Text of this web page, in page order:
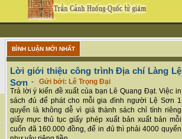
BÌNH LUẬN MỚI NHẤT
Lời giới thiệu công trình Địa chí Làng Lệ
Sơn - Gửi bởi: Lê Trọng Đại
Trả lời ý kiến đề xuất của bạn Lê Quang Đạt. Việc in
sách đủ để phát cho mỗi gia đình người Lệ Sơn 1
quyển là không dễ vì giá thành sách chỉ tính riêng
giấy mực thủ tục giấy phép xuất bản xuất bản mỗi
cuốn đã 160.000 đồng, để in đủ thì phải 4000 quyển